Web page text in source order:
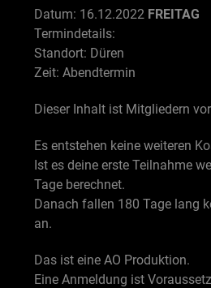
Datum: 16.12.2022 FREITAG
Termindetails:
Standort: Düren
Zeit: Abendtermin
Dieser Inhalt ist Mitgliedern
Es entstehen keine weiteren
Ist es deine erste Teilnahme
Tage berechnet.
Danach fallen 180 Tage lang
an.
Das ist eine AO Produktion.
Eine Anmeldung ist